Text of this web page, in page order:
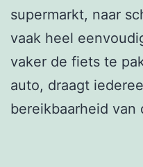
supermarkt, naar
vaak heel
vaker de fiets te
auto, draagt
bereikbaarheid van